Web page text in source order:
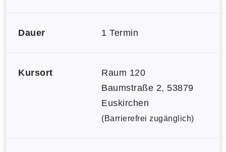
Dauer 1 Termin
Kursort
Raum 120
Baumstraße 2, 53879
Euskirchen
(Barrierefrei zugänglich)